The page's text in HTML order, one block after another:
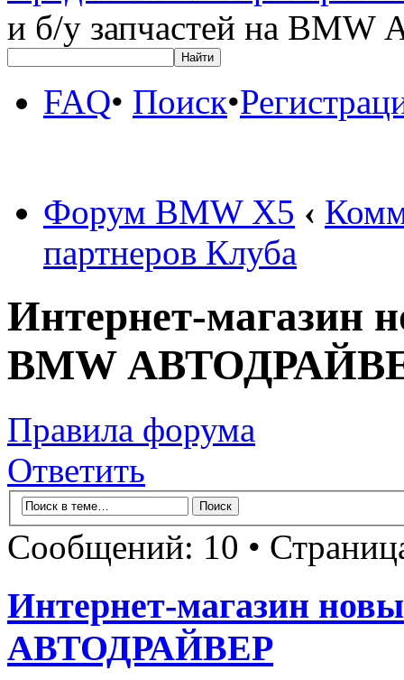
и б/у запчастей на
FAQ• Поиск•
Форум BMW X5 ‹
партнеров Клуба
Интернет-магазин
BMW
Правила форума
Ответить
Сообщений: 10 •
Интернет-магазин
АВТОДРАЙВЕР